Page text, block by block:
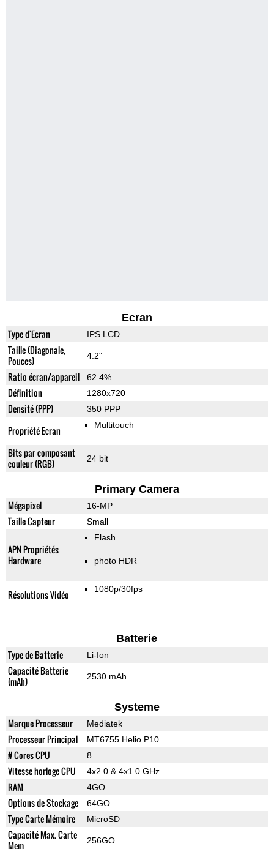
Ecran
Type d'Ecran IPS LCD
Taille (Diagonale,
Pouces)
4.2"
Ratio écran/appareil 62.4%
Définition 1280x720
Densité (PPP) 350 PPP
Propriété Ecran Multitouch
Bits par composant
couleur (RGB)
24 bit
Primary Camera
Mégapixel 16-MP
Taille Capteur Small
APN Propriétés
Hardware
Flash
photo HDR
Résolutions Vidéo 1080p/30fps
Batterie
Type de Batterie Li-Ion
Capacité Batterie
(mAh)
2530 mAh
Systeme
Marque Processeur Mediatek
Processeur Principal MT6755 Helio P10
# Cores CPU 8
Vitesse horloge CPU 4x2.0 & 4x1.0 GHz
RAM 4GO
Options de Stockage 64GO
Type Carte Mémoire MicroSD
Capacité Max. Carte
Mem
256GO